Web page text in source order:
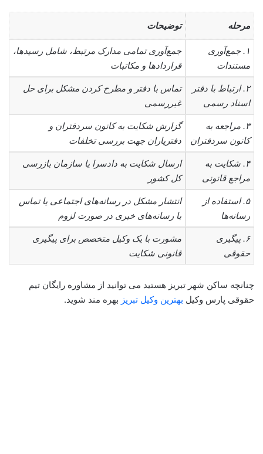
مرحله توضیحات
۱. جمع‌آوری
مستندات
جمع‌آوری تمامی مدارک مرتبط، شامل رسیدها،
قراردادها و مکاتبات
۲. ارتباط با دفتر
اسناد رسمی
تماس با دفتر و مطرح کردن مشکل برای حل
غیررسمی
۳. مراجعه به
کانون سردفتران
گزارش شکایت به کانون سردفتران و
دفتریاران جهت بررسی تخلفات
۴. شکایت به
مراجع قانونی
ارسال شکایت به دادسرا یا سازمان بازرسی
کل کشور
۵. استفاده از
رسانه‌ها
انتشار مشکل در رسانه‌های اجتماعی یا تماس
با رسانه‌های خبری در صورت لزوم
۶. پیگیری
حقوقی
مشورت با یک وکیل متخصص برای پیگیری
قانونی شکایت
چنانچه ساکن شهر تبریز هستید می توانید از مشاوره رایگان تیم
حقوقی پارس وکیل بهترین وکیل تبریز بهره مند شوید.